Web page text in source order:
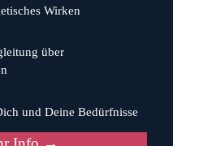
Wirken
über
und Deine Bedürfnisse